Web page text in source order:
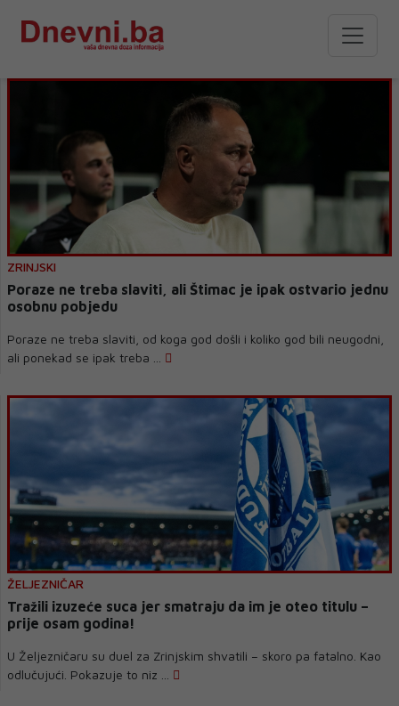
ZRINJSKI
Poraze ne treba slaviti, ali Štimac je ipak ostvario jednu
osobnu pobjedu
Poraze ne treba slaviti, od koga god došli i koliko god bili neugodni,
ali ponekad se ipak treba ...
ŽELJEZNIČAR
Tražili izuzeće suca jer smatraju da im je oteo titulu –
prije osam godina!
U Željezničaru su duel za Zrinjskim shvatili – skoro pa fatalno. Kao
odlučujući. Pokazuje to niz ...